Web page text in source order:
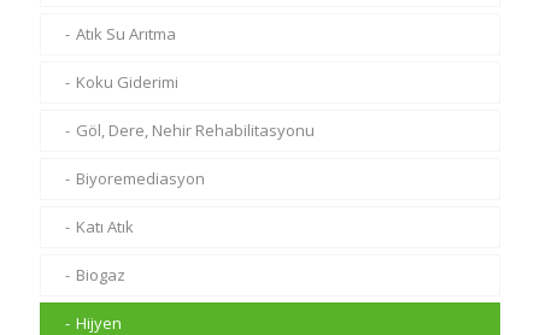
Atık Su Arıtma
Koku Giderimi
Göl, Dere, Nehir Rehabilitasyonu
Biyoremediasyon
Katı Atık
Biogaz
Hijyen